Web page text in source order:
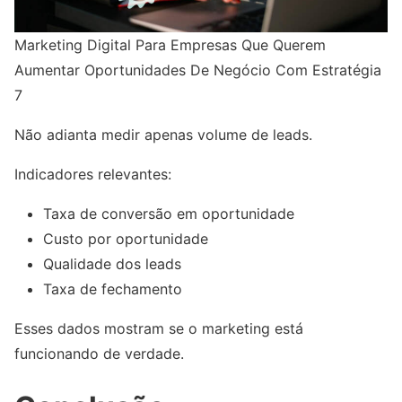
Marketing Digital Para Empresas Que Querem
Aumentar Oportunidades De Negócio Com Estratégia
7
Não adianta medir apenas volume de leads.
Indicadores relevantes:
Taxa de conversão em oportunidade
Custo por oportunidade
Qualidade dos leads
Taxa de fechamento
Esses dados mostram se o marketing está
funcionando de verdade.